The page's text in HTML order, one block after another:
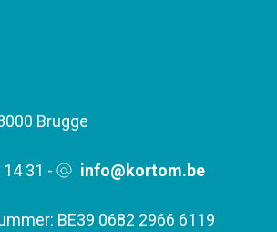
Brugge
31 - info@kortom.be
BE39 0682 2966 6119